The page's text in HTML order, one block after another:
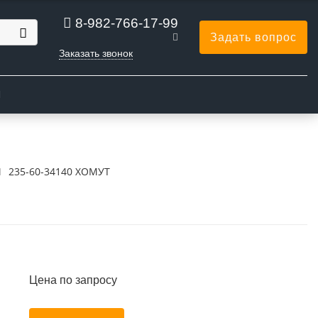
8-982-766-17-99
Заказать звонок
Задать вопрос
235-60-34140 ХОМУТ
Цена по запросу